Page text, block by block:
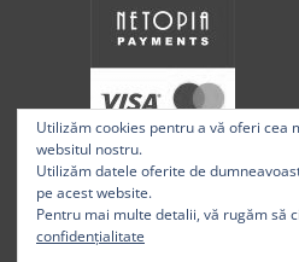
Utilizăm cookies pentru a vă oferi cea
websitul nostru.
Utilizăm datele oferite de
pe acest website.
Pentru mai multe detalii, vă rugăm să
confidențialitate